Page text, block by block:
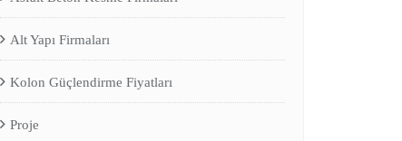
Alt Yapı Firmaları
Kolon Güçlendirme Fiyatları
Proje